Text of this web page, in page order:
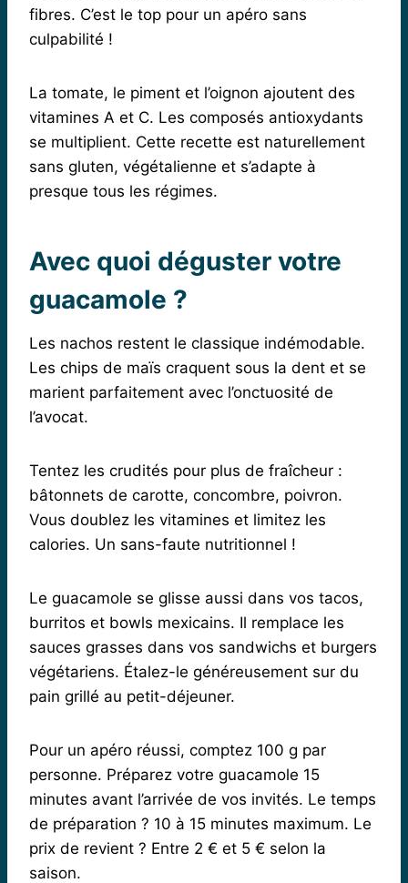
fibres. C’est le top pour un apéro sans
culpabilité !
La tomate, le piment et l’oignon ajoutent des
vitamines A et C. Les composés antioxydants
se multiplient. Cette recette est naturellement
sans gluten, végétalienne et s’adapte à
presque tous les régimes.
Avec quoi déguster votre
guacamole ?
Les nachos restent le classique indémodable.
Les chips de maïs craquent sous la dent et se
marient parfaitement avec l’onctuosité de
l’avocat.
Tentez les crudités pour plus de fraîcheur :
bâtonnets de carotte, concombre, poivron.
Vous doublez les vitamines et limitez les
calories. Un sans-faute nutritionnel !
Le guacamole se glisse aussi dans vos tacos,
burritos et bowls mexicains. Il remplace les
sauces grasses dans vos sandwichs et burgers
végétariens. Étalez-le généreusement sur du
pain grillé au petit-déjeuner.
Pour un apéro réussi, comptez 100 g par
personne. Préparez votre guacamole 15
minutes avant l’arrivée de vos invités. Le temps
de préparation ? 10 à 15 minutes maximum. Le
prix de revient ? Entre 2 € et 5 € selon la
saison.